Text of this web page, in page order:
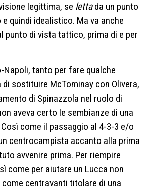
legittima, se lettada un punto
quindi idealistico. Ma va anche
punto di vista tattico, prima di e per
Napoli, tanto per fare qualche
sostituire McTominay con Olivera,
di Spinazzola nel ruolo di
aveva certo le sembianze di una
come il passaggio al 4-3-3 e/o
centrocampista accanto alla prima
avvenire prima. Per riempire
come per aiutare un Lucca non
centravanti titolare di una